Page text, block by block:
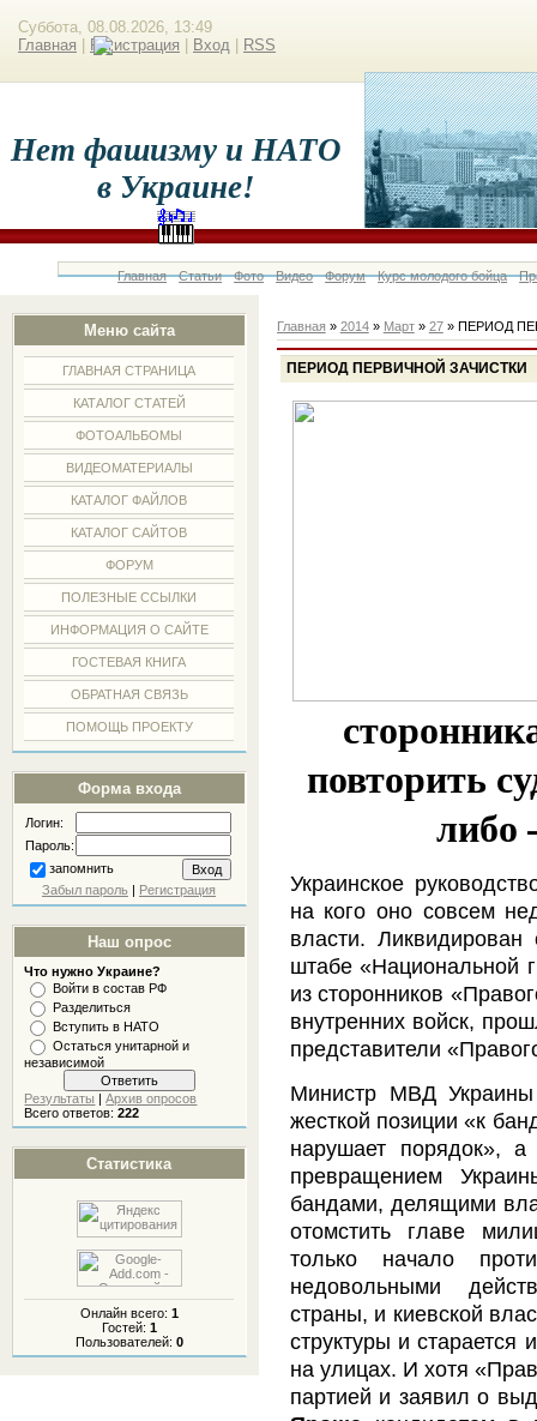
Суббота, 08.08.2026, 13:49
Главная
Регистрация Вход RSS
Нет фашизму и НАТО
в Украине!
Главная Статьи Фото Видео Форум Курс молодого бойца
Меню сайта
ГЛАВНАЯ СТРАНИЦА
КАТАЛОГ СТАТЕЙ
ФОТОАЛЬБОМЫ
ВИДЕОМАТЕРИАЛЫ
КАТАЛОГ ФАЙЛОВ
КАТАЛОГ САЙТОВ
ФОРУМ
ПОЛЕЗНЫЕ ССЫЛКИ
ИНФОРМАЦИЯ О САЙТЕ
ГОСТЕВАЯ КНИГА
ОБРАТНАЯ СВЯЗЬ
ПОМОЩЬ ПРОЕКТУ
Форма входа
Логин:
Пароль:
запомнить
Забыл пароль| Регистрация
Наш опрос
Что нужно Украине?
Войти в состав РФ
Разделиться
Вступить в НАТО
Остаться унитарной и
независимой
Результаты |Архив опросов
Всего ответов:222
Статистика
Онлайн всего: 1
Гостей: 1
Пользователей: 0
Главная » 2014 » Март » 27» ПЕРИОД
ПЕРИОД ПЕРВИЧНОЙ ЗАЧИСТКИ
повторить
Украинское
на кого оно совсем
власти. Ликвидирован
штабе «Национальной
из сторонников
внутренних войск,
представители
Министр МВД
жесткой позиции «к
нарушает порядок», а
превращением
бандами, делящими
отомстить главе
только начало
недовольными
страны, и киевской
структуры и
на улицах. И хотя
партией и заявил о